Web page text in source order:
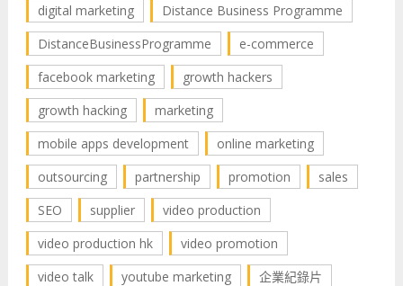
digital marketing
Distance Business Programme
DistanceBusinessProgramme
e-commerce
facebook marketing
growth hackers
growth hacking
marketing
mobile apps development
online marketing
outsourcing
partnership promotion
sales
SEO
supplier
video production
video production hk
video promotion
video talk
youtube marketing
企業紀錄片